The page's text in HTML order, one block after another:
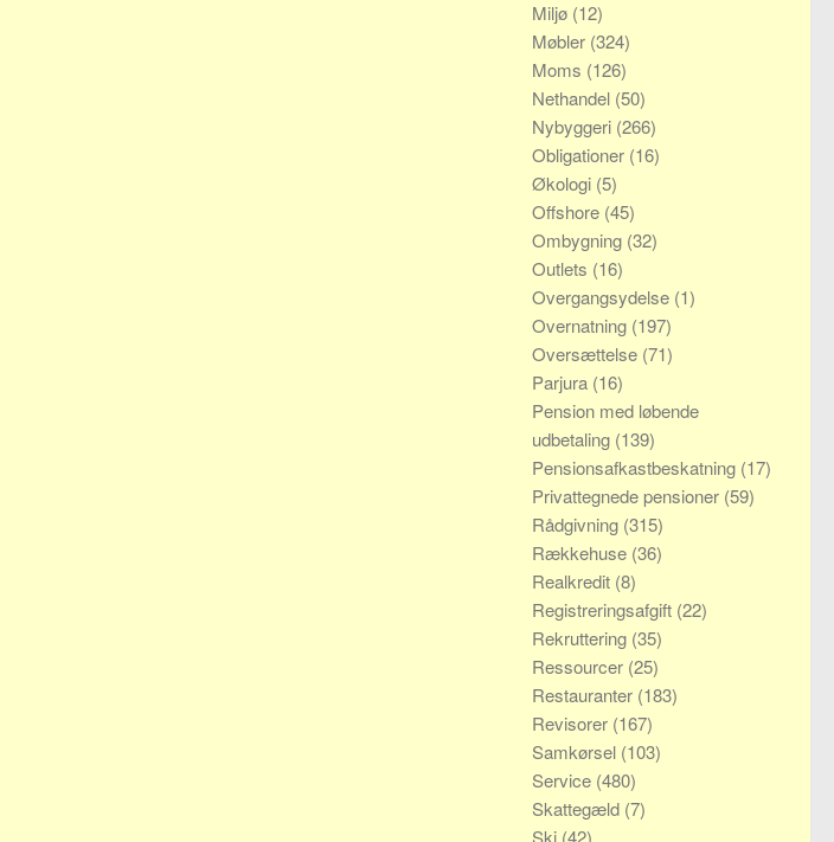
Miljø (12)
Møbler (324)
Moms (126)
Nethandel (50)
Nybyggeri (266)
Obligationer (16)
Økologi (5)
Offshore (45)
Ombygning (32)
Outlets (16)
Overgangsydelse (1)
Overnatning (197)
Oversættelse (71)
Parjura (16)
Pension med løbende
udbetaling (139)
Pensionsafkastbeskatning (17)
Privattegnede pensioner (59)
Rådgivning (315)
Rækkehuse (36)
Realkredit (8)
Registreringsafgift (22)
Rekruttering (35)
Ressourcer (25)
Restauranter (183)
Revisorer (167)
Samkørsel (103)
Service (480)
Skattegæld (7)
Ski (42)